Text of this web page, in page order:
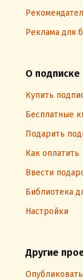
Реклама для
О подписке
Купить
Бесплатные
Подарить
Как оплатить
Ввести
Библиотека
Настройки
Другие